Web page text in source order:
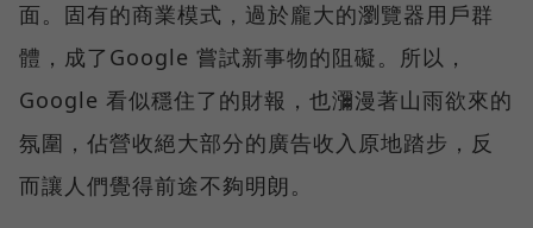
面。固有的商業模式，過於龐大的瀏覽器用戶群
體，成了Google 嘗試新事物的阻礙。所以，
Google 看似穩住了的財報，也瀰漫著山雨欲來的
氛圍，佔營收絕大部分的廣告收入原地踏步，反
而讓人們覺得前途不夠明朗。